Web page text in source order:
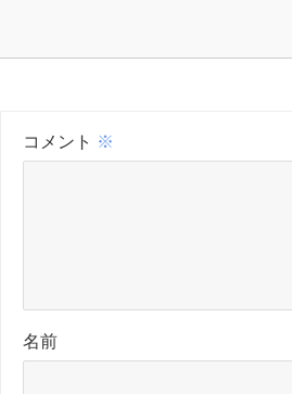
コメント ※
名前